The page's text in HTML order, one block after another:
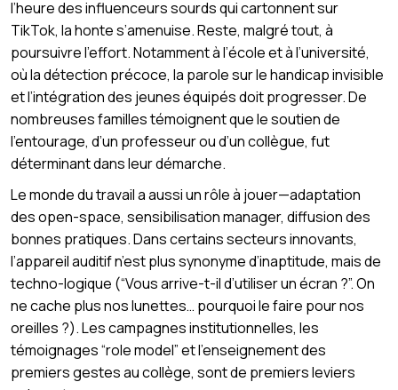
l’heure des influenceurs sourds qui cartonnent sur
TikTok, la honte s’amenuise. Reste, malgré tout, à
poursuivre l’effort. Notamment à l’école et à l’université,
où la détection précoce, la parole sur le handicap invisible
et l’intégration des jeunes équipés doit progresser. De
nombreuses familles témoignent que le soutien de
l’entourage, d’un professeur ou d’un collègue, fut
déterminant dans leur démarche.
Le monde du travail a aussi un rôle à jouer—adaptation
des open-space, sensibilisation manager, diffusion des
bonnes pratiques. Dans certains secteurs innovants,
l’appareil auditif n’est plus synonyme d’inaptitude, mais de
techno-logique (“Vous arrive-t-il d’utiliser un écran ?”. On
ne cache plus nos lunettes… pourquoi le faire pour nos
oreilles ?). Les campagnes institutionnelles, les
témoignages “role model” et l’enseignement des
premiers gestes au collège, sont de premiers leviers